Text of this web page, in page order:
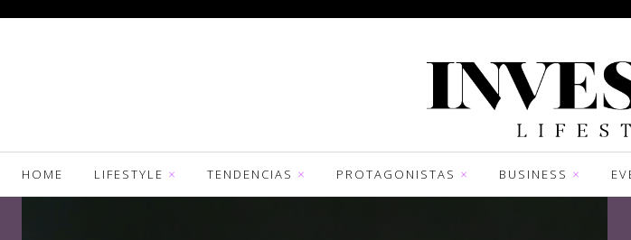
HOME LIFESTYLE TENDENCIAS PROTAGONISTAS BUSINESS